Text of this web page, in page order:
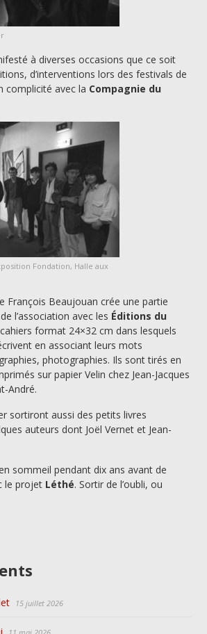
à diverses occasions que ce soit
d’interventions lors des festivals de
complicité avec la Compagnie du
Fondation, Halle aux
François Beaujouan crée une partie
l’association avec les Éditions du
format 24×32 cm dans lesquels
en associant leurs mots
photographies. Ils sont tirés en
sur papier Velin chez Jean-Jacques
André.
sortiront aussi des petits livres
auteurs dont Joël Vernet et Jean-
sommeil pendant dix ans avant de
le projet Léthé. Sortir de l’oubli, ou
15 juillet 2026